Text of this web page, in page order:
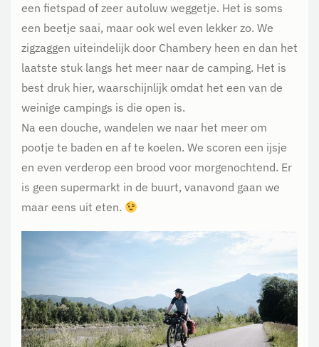
een fietspad of zeer autoluw weggetje. Het is soms
een beetje saai, maar ook wel even lekker zo. We
zigzaggen uiteindelijk door Chambery heen en dan het
laatste stuk langs het meer naar de camping. Het is
best druk hier, waarschijnlijk omdat het een van de
weinige campings is die open is.
Na een douche, wandelen we naar het meer om
pootje te baden en af te koelen. We scoren een ijsje
en even verderop een brood voor morgenochtend. Er
is geen supermarkt in de buurt, vanavond gaan we
maar eens uit eten.